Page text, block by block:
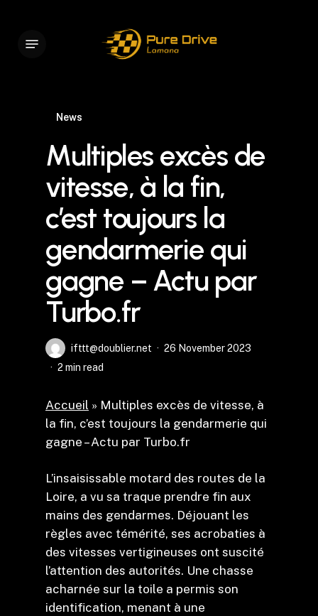
main
News
Multiples excès de
vitesse, à la fin,
c’est toujours la
gendarmerie qui
gagne – Actu par
Turbo.fr
ifttt@doublier.net
26 November 2023
2 min read
Accueil » Multiples excès de vitesse, à
la fin, c’est toujours la gendarmerie qui
gagne – Actu par Turbo.fr
L’insaisissable motard des routes de la
Loire, a vu sa traque prendre fin aux
mains des gendarmes. Déjouant les
règles avec témérité, ses acrobaties à
des vitesses vertigineuses ont suscité
l’attention des autorités. Une chasse
acharnée sur la toile a permis son
identification, menant à une